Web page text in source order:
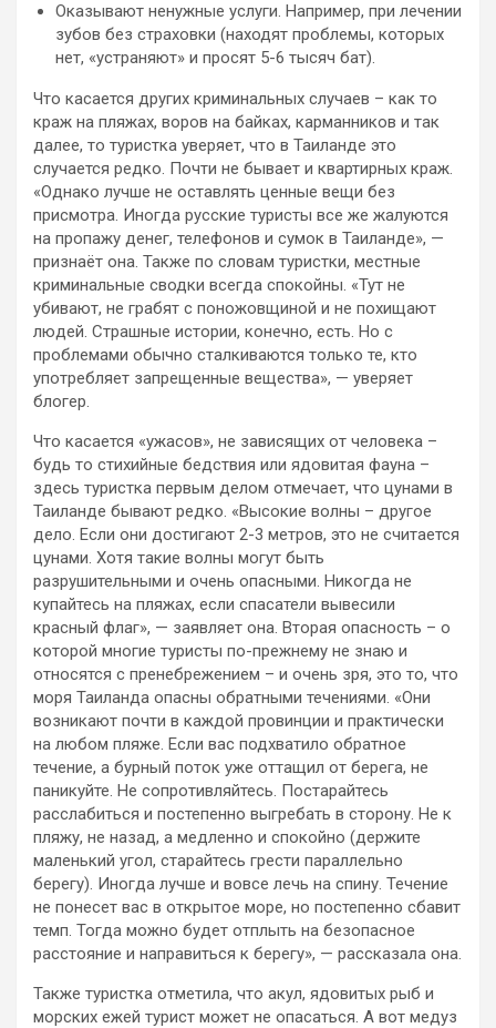
Оказывают ненужные услуги. Например, при лечении
зубов без страховки (находят проблемы, которых
нет, «устраняют» и просят 5-6 тысяч бат).
Что касается других криминальных случаев – как то
краж на пляжах, воров на байках, карманников и так
далее, то туристка уверяет, что в Таиланде это
случается редко. Почти не бывает и квартирных краж.
«Однако лучше не оставлять ценные вещи без
присмотра. Иногда русские туристы все же жалуются
на пропажу денег, телефонов и сумок в Таиланде», —
признаёт она. Также по словам туристки, местные
криминальные сводки всегда спокойны. «Тут не
убивают, не грабят с поножовщиной и не похищают
людей. Страшные истории, конечно, есть. Но с
проблемами обычно сталкиваются только те, кто
употребляет запрещенные вещества», — уверяет
блогер.
Что касается «ужасов», не зависящих от человека –
будь то стихийные бедствия или ядовитая фауна –
здесь туристка первым делом отмечает, что цунами в
Таиланде бывают редко. «Высокие волны – другое
дело. Если они достигают 2-3 метров, это не считается
цунами. Хотя такие волны могут быть
разрушительными и очень опасными. Никогда не
купайтесь на пляжах, если спасатели вывесили
красный флаг», — заявляет она. Вторая опасность – о
которой многие туристы по-прежнему не знаю и
относятся с пренебрежением – и очень зря, это то, что
моря Таиланда опасны обратными течениями. «Они
возникают почти в каждой провинции и практически
на любом пляже. Если вас подхватило обратное
течение, а бурный поток уже оттащил от берега, не
паникуйте. Не сопротивляйтесь. Постарайтесь
расслабиться и постепенно выгребать в сторону. Не к
пляжу, не назад, а медленно и спокойно (держите
маленький угол, старайтесь грести параллельно
берегу). Иногда лучше и вовсе лечь на спину. Течение
не понесет вас в открытое море, но постепенно сбавит
темп. Тогда можно будет отплыть на безопасное
расстояние и направиться к берегу», — рассказала она.
Также туристка отметила, что акул, ядовитых рыб и
морских ежей турист может не опасаться. А вот медуз